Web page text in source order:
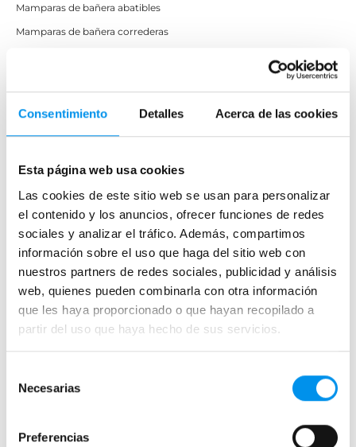
Consentimiento Detalles Acerca de las cookies
Esta página web usa cookies
Las cookies de este sitio web se usan para personalizar
el contenido y los anuncios, ofrecer funciones de redes
sociales y analizar el tráfico. Además, compartimos
información sobre el uso que haga del sitio web con
nuestros partners de redes sociales, publicidad y análisis
web, quienes pueden combinarla con otra información
que les haya proporcionado o que hayan recopilado a
partir del uso que haya hecho de sus servicios.
Necesarias
Preferencias
Mamparas de bañera abatibles
Mamparas de bañera correderas
Mamparas cuadradas
Mamparas rectangulares
Fijos y paneles de ducha
Semicirculares
Correderas sin perfiles
Apertura abatible
Apertura plegable
Mamparas doble hoja
Mamparas con armario